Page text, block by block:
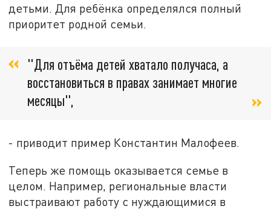
детьми. Для ребёнка определялся полный
приоритет родной семьи.
"Для отъёма детей хватало получаса, а
восстановиться в правах занимает многие
месяцы",
- приводит пример Константин Малофеев.
Теперь же помощь оказывается семье в
целом. Например, региональные власти
выстраивают работу с нуждающимися в